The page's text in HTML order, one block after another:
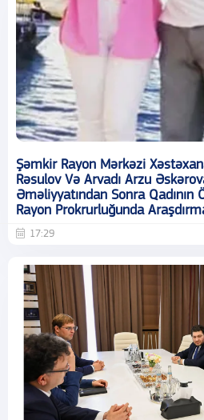
Şəmkir Rayon Mərkəzi
Rəsulov Və Arvadı Arzu
Əməliyyatından Sonra Qadının
Rayon Prokrurluğunda
17:29